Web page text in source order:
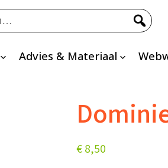
Advies & Materiaal
€8,50